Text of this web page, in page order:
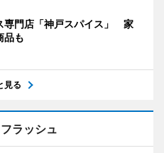
専門店「神戸スパイス」 家
品も
見る
ラッシュ